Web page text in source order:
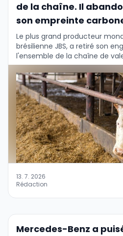
de la chaîne. Il
son empreinte
Le plus grand producteur
brésilienne JBS, a retiré son
l'ensemble de la chaîne de
nouveaux objectifs n'incluent
13. 7. 2026
Rédaction
Mercedes-Benz a